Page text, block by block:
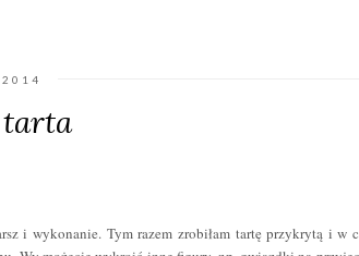
2014
tarta
i wykonanie. Tym razem zrobiłam tartę przykrytą i w